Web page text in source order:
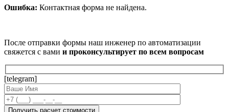
Ошибка: Контактная форма не найдена.
После отправки формы наш инженер по автоматизации
свяжется с вами и проконсультирует по всем вопросам
[telegram]